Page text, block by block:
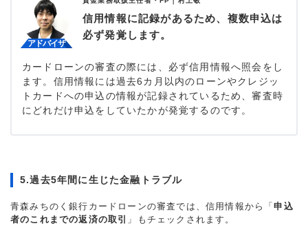
信用情報に記録があるため、複数申込は
必ず発覚します。
カードローンの審査の際には、必ず信用情報へ照会をし
ます。信用情報には過去6カ月以内のローンやクレジッ
トカードへの申込の情報が記録されているため、審査時
にどれだけ申込をしていたかが発覚するのです。
5.過去5年間に生じた金融トラブル
青森みちのく銀行カードローンの審査では、信用情報から「申込
者のこれまでの返済の取引 」もチェックされます。